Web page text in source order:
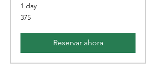
1 day
375
375
Reservar ahora